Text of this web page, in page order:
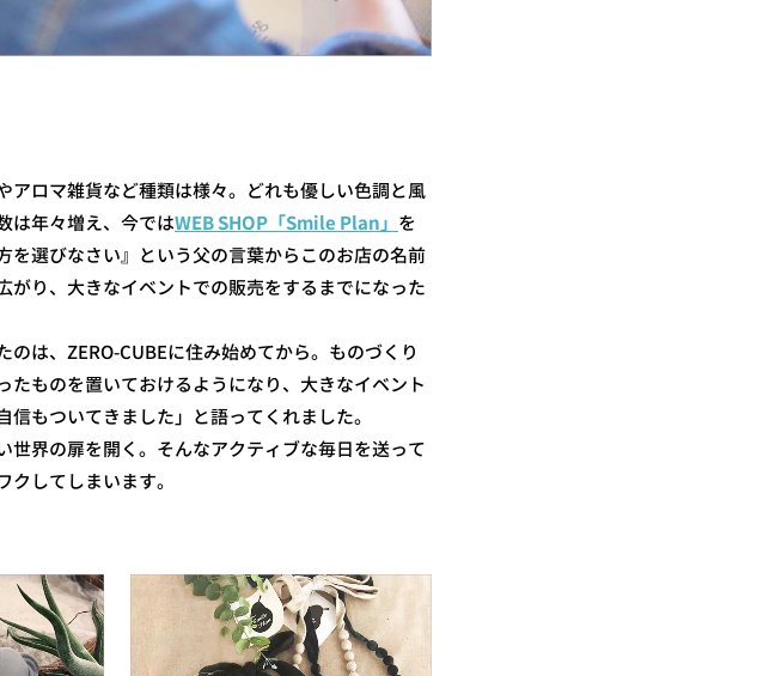
ロマ雑貨など種類は様々。どれも優しい色調と風
は年々増え、今ではWEB SHOP「Smile Plan」 を
選びなさい』という父の言葉からこのお店の名前
り、大きなイベントでの販売をするまでになった
は、ZERO-CUBEに住み始めてから。ものづくり
ものを置いておけるようになり、大きなイベント
もついてきました」と語ってくれました。
界の扉を開く。そんなアクティブな毎日を送って
してしまいます。